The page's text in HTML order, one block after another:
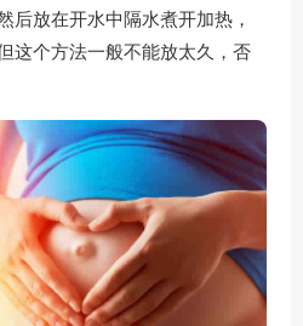
后放在开水中隔水煮开加热，
这个方法一般不能放太久，否